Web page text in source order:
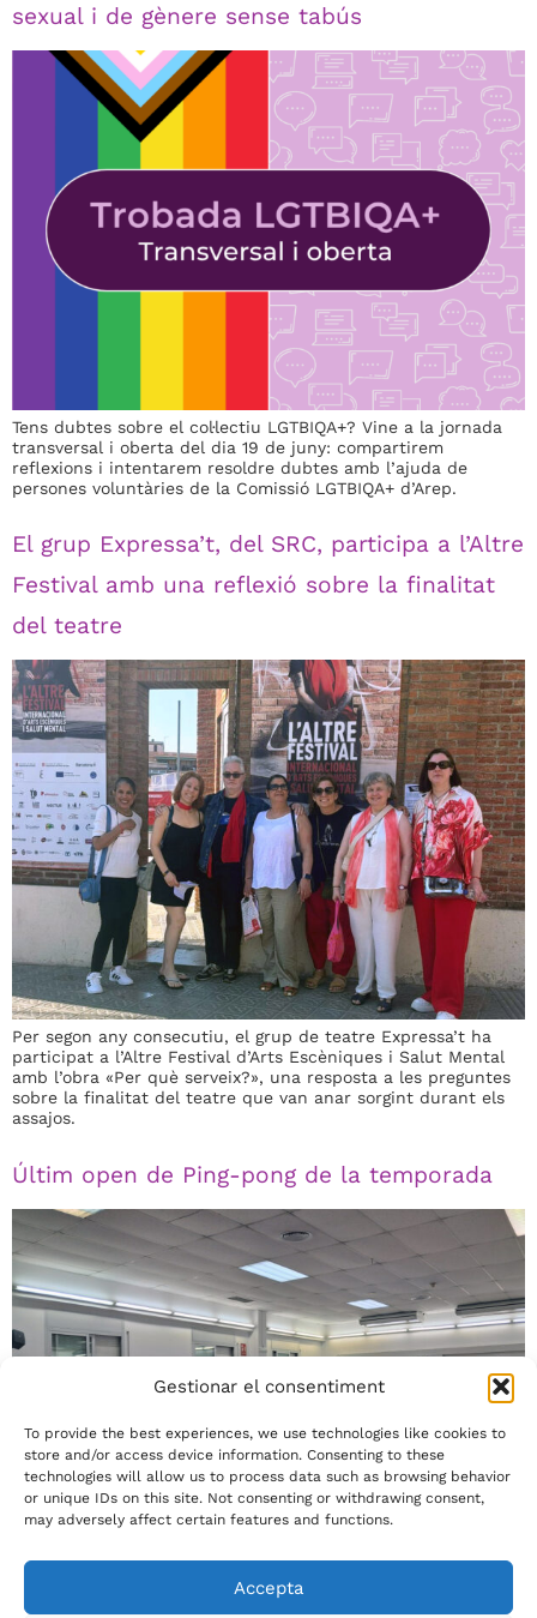
Gestionar el consentiment
To provide the best experiences, we use technologies like cookies to
store and/or access device information. Consenting to these
technologies will allow us to process data such as browsing behavior
or unique IDs on this site. Not consenting or withdrawing consent,
may adversely affect certain features and functions.
Accepta
sexual i de gènere sense tabús
Tens dubtes sobre el col·lectiu LGTBIQA+? Vine a la jornada
transversal i oberta del dia 19 de juny: compartirem
reflexions i intentarem resoldre dubtes amb l’ajuda de
persones voluntàries de la Comissió LGTBIQA+ d’Arep.
El grup Expressa’t, del SRC, participa a l’Altre
Festival amb una reflexió sobre la finalitat
del teatre
Per segon any consecutiu, el grup de teatre Expressa’t ha
participat a l’Altre Festival d’Arts Escèniques i Salut Mental
amb l’obra «Per què serveix?», una resposta a les preguntes
sobre la finalitat del teatre que van anar sorgint durant els
assajos.
Últim open de Ping-pong de la temporada
El passat 2 de maig va tenir lloc l’últim open de Ping-pong de
la temporada. Gràcies a tothom per la vostra participació!